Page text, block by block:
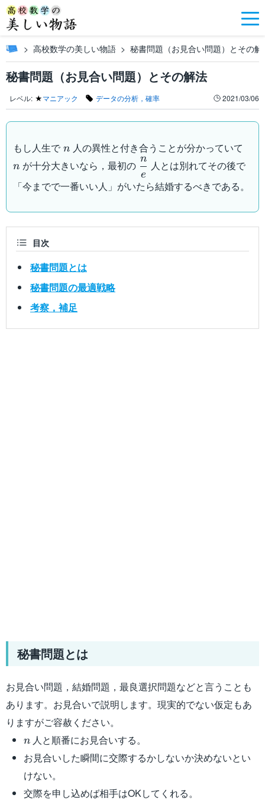
高校数学の美しい物語 秘書問題（お見合い問題）とその解
秘書問題（お見合い問題）とその解法
レベル: ★マニアック データの分析，確率 2021/03/06
もし人生で n
n 人の異性と付き合うことが分かっていて
n が十分大きいなら，最初の \dfrac{n}
{e}
e
n
人とは別れてその後で
「今までで一番いい人」がいたら結婚するべきである。
目次
秘書問題とは
秘書問題の最適戦略
考察，補足
秘書問題とは
お見合い問題，結婚問題，最良選択問題などと言うことも
あります。お見合いで説明します。現実的でない仮定もあ
りますがご容赦ください。
n
n 人と順番にお見合いする。
お見合いした瞬間に交際するかしないか決めないとい
けない。
交際を申し込めば相手はOKしてくれる。